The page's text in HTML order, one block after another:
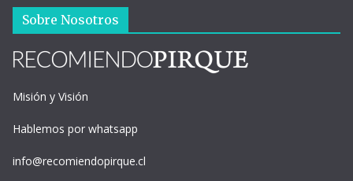
Sobre Nosotros
Misión y Visión
Hablemos por whatsapp
info@recomiendopirque.cl